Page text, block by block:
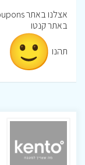
באתר קנטו
תהנו